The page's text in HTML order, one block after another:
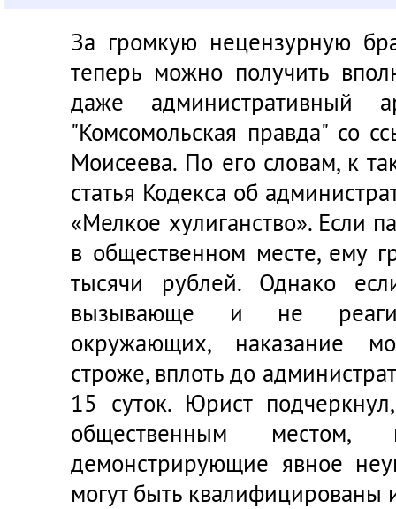
За громкую нецензурную
теперь можно получить
даже административный
"Комсомольская правда" со
Моисеева. По его словам, к
статья Кодекса об
«Мелкое хулиганство». Если
в общественном месте, ему
тысячи рублей. Однако
вызывающе и не
окружающих, наказание
строже, вплоть до
15 суток. Юрист
общественным
демонстрирующие явное
могут быть квалифицированы